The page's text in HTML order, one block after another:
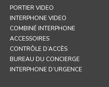
PORTIER VIDEO
INTERPHONE VIDEO
COMBINÉ INTERPHONE
ACCESSOIRES
CONTRÔLE D’ACCÈS
BUREAU DU CONCIERGE
INTERPHONE D’URGENCE